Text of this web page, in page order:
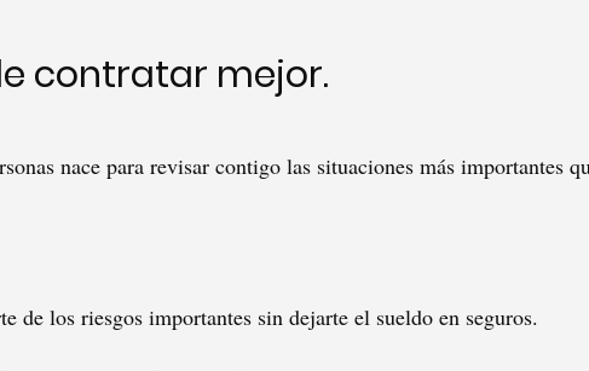
contratar mejor.
nace para revisar contigo las situaciones más importantes
de los riesgos importantes sin dejarte el sueldo en seguros.